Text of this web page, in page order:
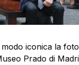
modo iconica la
Prado di